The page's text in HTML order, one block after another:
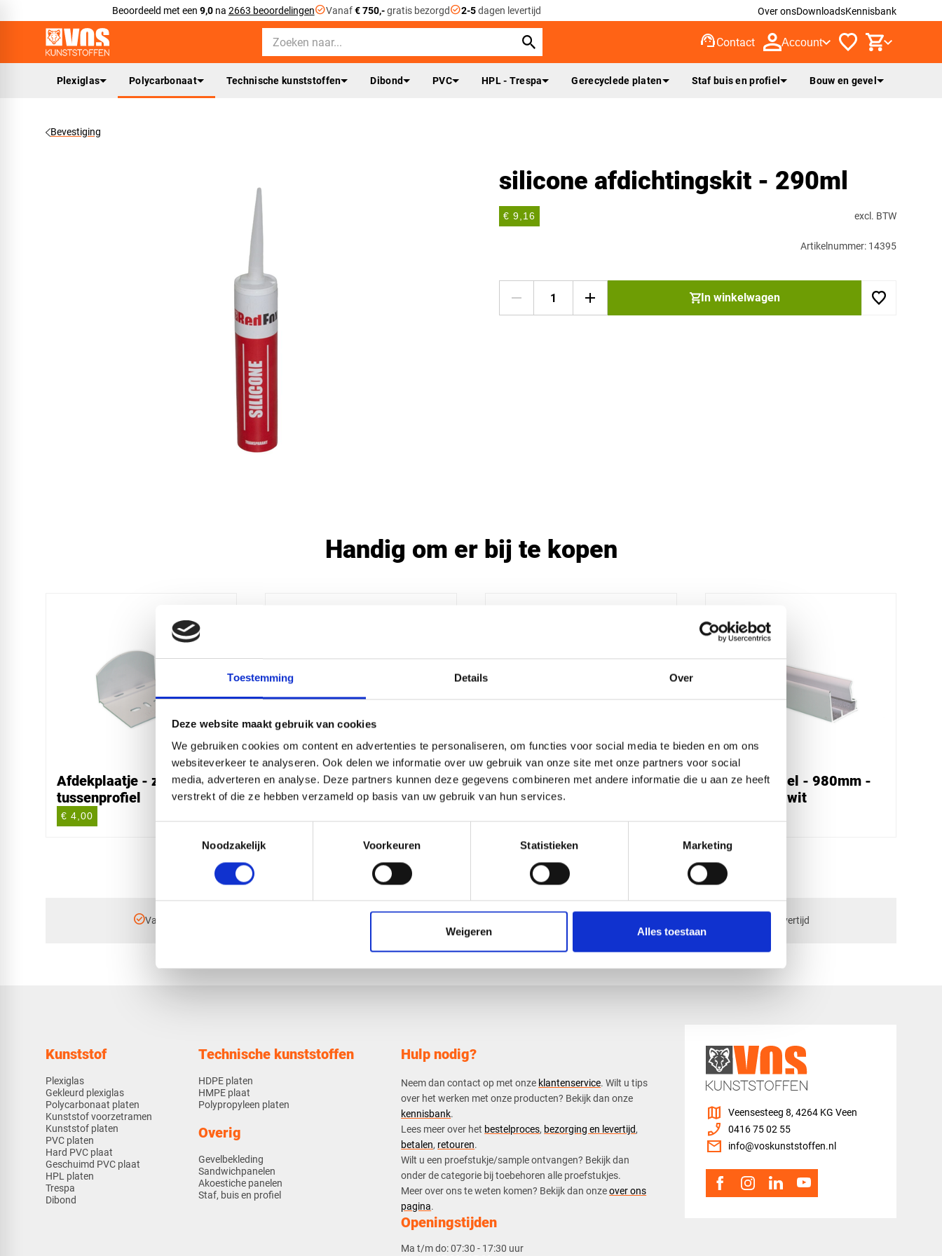
Toestemming Details Over
Deze website maakt gebruik van cookies
We gebruiken cookies om content en advertenties te personaliseren, om functies voor social media te bieden en om ons
websiteverkeer te analyseren. Ook delen we informatie over uw gebruik van onze site met onze partners voor social
media, adverteren en analyse. Deze partners kunnen deze gegevens combineren met andere informatie die u aan ze heeft
verstrekt of die ze hebben verzameld op basis van uw gebruik van hun services.
Noodzakelijk
Voorkeuren Statistieken Marketing
Weigeren Alles toestaan
Beoordeeld met een 9,0na 2663 beoordelingencheck_circleVanaf€ 750,-gratis bezorgdcheck_circle2-5dagen levertijd Over onsDownloadsKennisbank
support_agentContact Account
Plexiglas Polycarbonaat Technische kunststoffen Dibond PVC HPL - Trespa Gerecyclede platen Staf buis en profiel Bouw en gevel
Bevestiging
silicone afdichtingskit - 290ml
€ 9,16 excl. BTW
Artikelnummer: 14395
In winkelwagen
Handig om er bij te kopen
Afdekplaatje - zij- en
tussenprofiel
€ 4,00
antidust tape - gesloten
per meter
antidust tape - met filter
en perforatie per meter
afsluitprofiel - 980mm -
aluminium wit
check_circleVanaf dagen levertijd
Kunststof
Plexiglas
Gekleurd plexiglas
Polycarbonaat platen
Kunststof voorzetramen
Kunststof platen
PVC platen
Hard PVC plaat
Geschuimd PVC plaat
HPL platen
Trespa
Dibond
Technische kunststoffen
HDPE platen
HMPE plaat
Polypropyleen platen
Overig
Gevelbekleding
Sandwichpanelen
Akoestiche panelen
Staf, buis en profiel
Hulp nodig?
Neem dan contact op met onze klantenservice. Wilt u tips
over het werken met onze producten? Bekijk dan onze
kennisbank.
​Lees meer over het bestelproces, bezorging en levertijd,
betalen, retouren.​
​Wilt u een proefstukje/sample ontvangen? Bekijk dan
onder de categorie bij toebehoren alle proefstukjes.
​​Meer over ons te weten komen? Bekijk dan onzeover ons
pagina.
Openingstijden
Ma t/m do:07:30 - 17:30 uur
map Veensesteeg 8, 4264 KG Veen
phone_enabled 0416 75 02 55
mail info@voskunststoffen.nl